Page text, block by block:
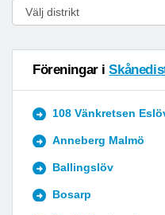
Föreningar i
108 Vänkretsen
Anneberg Malmö
Ballingslöv
Bosarp